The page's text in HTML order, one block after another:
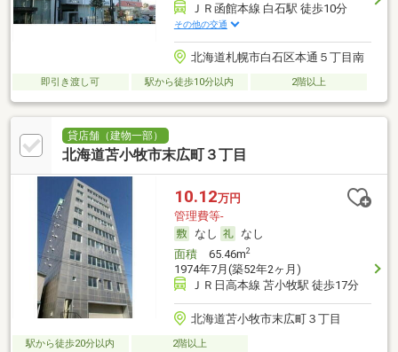
ＪＲ函館本線 白石駅 徒歩10分
その他の交通
北海道札幌市白石区本通５丁目南
即引き渡し可 駅から徒歩10分以内 2階以上
貸店舗（建物一部）
北海道苫小牧市末広町３丁目
10.12万円
管理費等-
なし
なし
面積65.46m2
1974年7月(築52年2ヶ月)
ＪＲ日高本線 苫小牧駅 徒歩17分
北海道苫小牧市末広町３丁目
駅から徒歩20分以内 2階以上